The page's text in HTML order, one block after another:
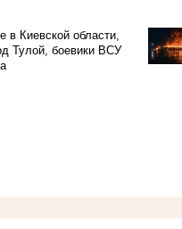
в Киевской области,
Тулой, боевики ВСУ